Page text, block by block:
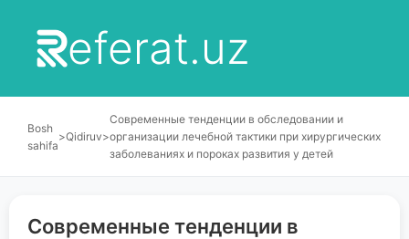
eferat.uz
Bosh
sahifa
>Qidiruv>
Современные тенденции в обследовании и
организации лечебной тактики при хирургических
заболеваниях и пороках развития у детей
Современные тенденции в